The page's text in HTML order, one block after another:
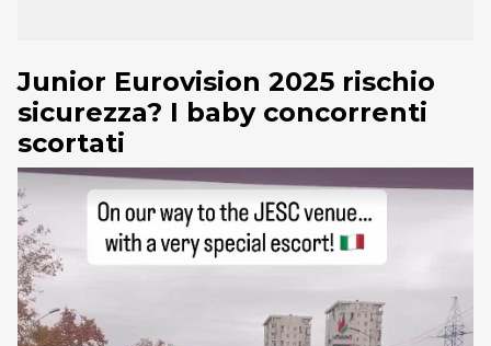
Junior Eurovision 2025 rischio
sicurezza? I baby concorrenti
scortati